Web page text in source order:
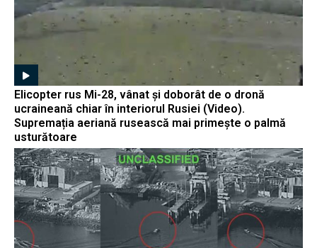
Elicopter rus Mi-28, vânat și doborât de o dronă
ucraineană chiar în interiorul Rusiei (Video).
Supremația aeriană rusească mai primește o palmă
usturătoare